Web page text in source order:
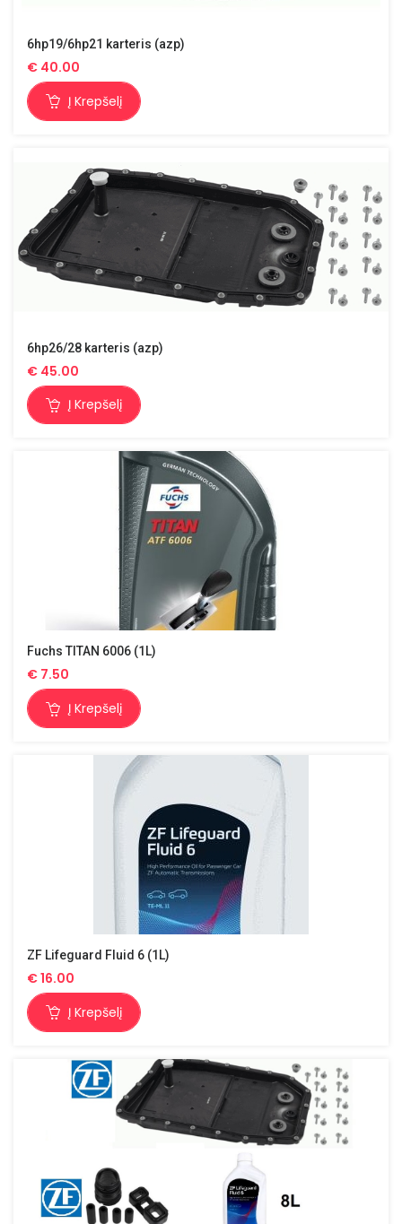
6hp19/6hp21 karteris (azp)
€ 40.00
Į Krepšelį
6hp26/28 karteris (azp)
€ 45.00
Į Krepšelį
Fuchs TITAN 6006 (1L)
€ 7.50
Į Krepšelį
ZF Lifeguard Fluid 6 (1L)
€16.00
Į Krepšelį